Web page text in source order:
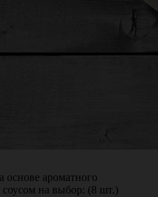
основе ароматного
соусом на выбор: (8 шт.)